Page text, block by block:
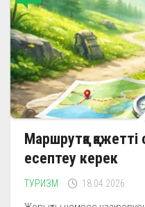
Маршрутқа қажетті
есептеу керек
ТУРИЗМ 18.04.2026